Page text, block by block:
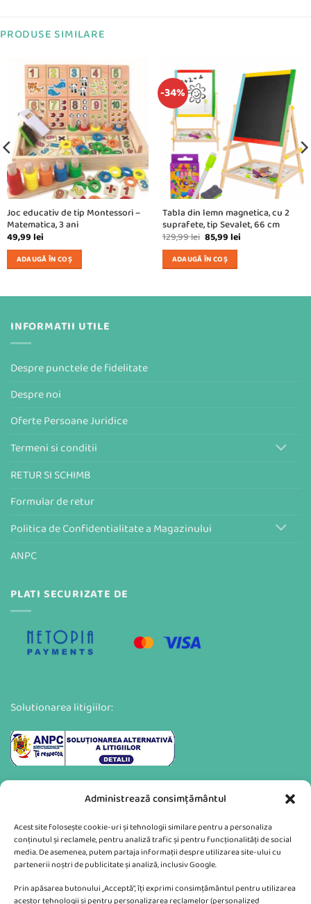
Administrează consimțământul
Acest site folosește cookie-uri și tehnologii similare pentru a personaliza
conținutul și reclamele, pentru analiză trafic și pentru funcționalități de social
media. De asemenea, putem partaja informații despre utilizarea site-ului cu
partenerii noștri de publicitate și analiză, inclusiv Google.
Prin apăsarea butonului „Acceptă”, îți exprimi consimțământul pentru utilizarea
acestor tehnologii și pentru personalizarea reclamelor (personalized
PRODUSE SIMILARE
Joc educativ de tip Montessori –
Matematica, 3 ani
49,99lei
ADAUGĂ ÎN COȘ
-34%
Tabla din lemn magnetica, cu 2
suprafete, tip Sevalet, 66 cm
129,99lei Prețul
inițial
a
fost:
129,99 lei.
85,99leiPrețul
ADAUGĂ ÎN COȘ
INFORMATII UTILE
Despre punctele de fidelitate
Despre noi
Oferte Persoane Juridice
Termeni si conditii
RETUR SI SCHIMB
Formular de retur
Politica de Confidentialitate a Magazinului
ANPC
PLATI SECURIZATE DE
Solutionarea litigiilor:
Va putem sprijini si prin: